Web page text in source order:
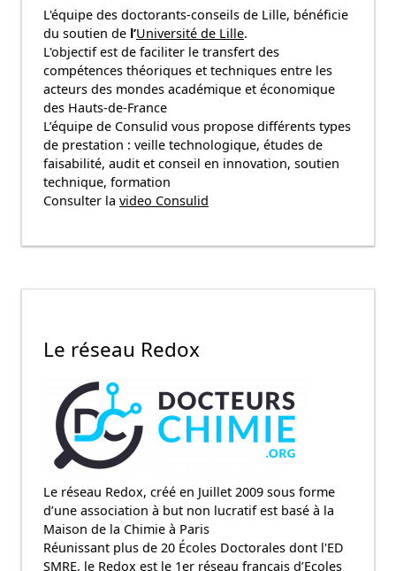
L'équipe des doctorants-conseils de Lille, bénéficie
du soutien de l’Université de Lille.
L'objectif est de faciliter le transfert des
compétences théoriques et techniques entre les
acteurs des mondes académique et économique
des Hauts-de-France
L’équipe de Consulid vous propose différents types
de prestation : veille technologique, études de
faisabilité, audit et conseil en innovation, soutien
technique, formation
Consulter la video Consulid
Le réseau Redox
Le réseau Redox, créé en Juillet 2009 sous forme
d’une association à but non lucratif est basé à la
Maison de la Chimie à Paris
Réunissant plus de 20 Écoles Doctorales dont l'ED
SMRE, le Redox est le 1er réseau français d’Ecoles